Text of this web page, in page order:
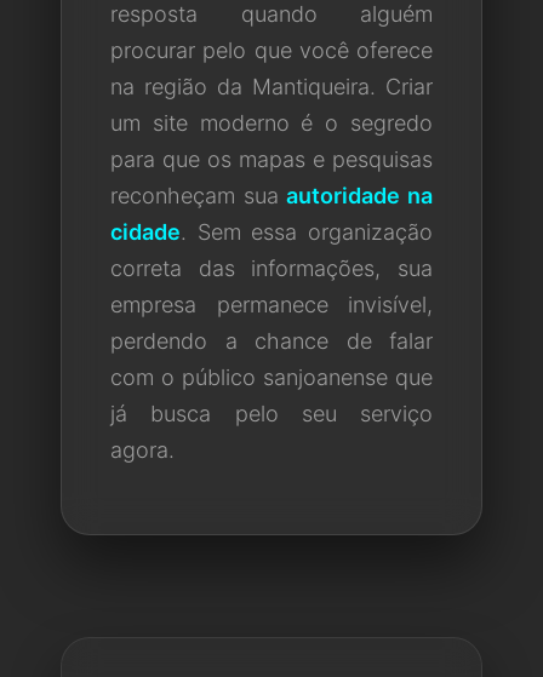
resposta quando alguém
procurar pelo que você oferece
na região da Mantiqueira. Criar
um site moderno é o segredo
para que os mapas e pesquisas
reconheçam suaautoridade na
cidade. Sem essa organização
correta das informações, sua
empresa permanece invisível,
perdendo a chance de falar
com o público sanjoanense que
já busca pelo seu serviço
agora.